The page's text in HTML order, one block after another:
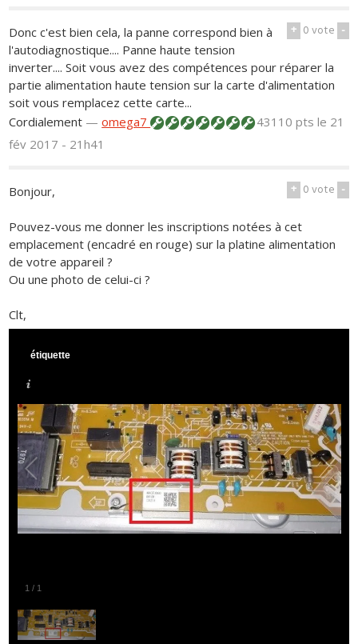
+ 0vote -
Donc c'est bien cela, la panne correspond bien à
l'autodiagnostique.... Panne haute tension
inverter.... Soit vous avez des compétences pour réparer la
partie alimentation haute tension sur la carte d'alimentation
soit vous remplacez cette carte...
Cordialement —omega7 43110 ptsle 21
fév 2017 - 21h41
+ 0vote -
Bonjour,
Pouvez-vous me donner les inscriptions notées à cet
emplacement (encadré en rouge) sur la platine alimentation
de votre appareil ?
Ou une photo de celui-ci ?
Clt,
1 / 1
étiquette